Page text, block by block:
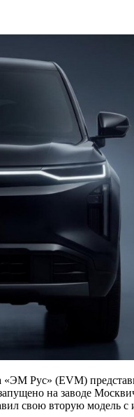
Рус» (EVM)
на заводе
свою вторую модель с